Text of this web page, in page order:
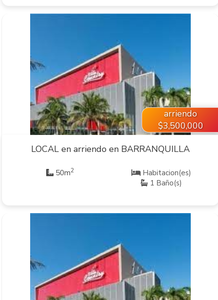
VER INMUEBLE
arriendo
$3,500,000
LOCAL en arriendo en BARRANQUILLA
50m2
Habitacion(es)
1 Baño(s)
VER INMUEBLE